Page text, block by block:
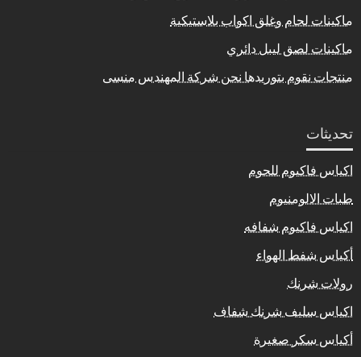
ماكينات لحام وغلق اكواب بلاستيكية
ماكينات لصق ليبل دائري
منتجات نقوم بتوريدها نحن شركة المهندس منسى
تحديثات
اكياس فاكيوم للحوم
طبات الالومنيوم
اكياس فاكيوم شفافه
أكياس شفط الهواء
رولات شرنك
اكياس سليف شرنك شفاف
أكياس سكر صغيرة